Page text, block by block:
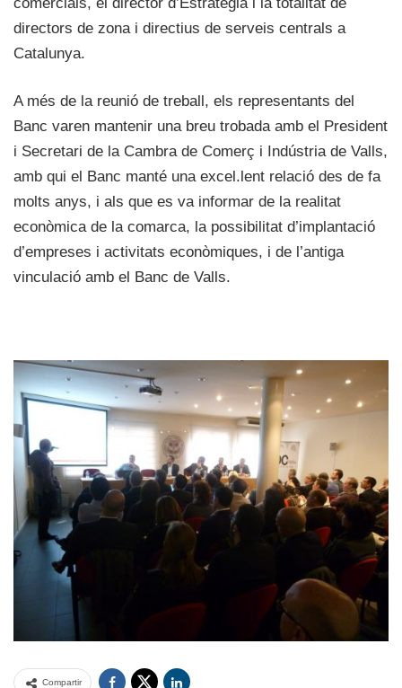
directors de zona i directius de serveis centrals a
Catalunya.
A més de la reunió de treball, els representants del
Banc varen mantenir una breu trobada amb el President
i Secretari de la Cambra de Comerç i Indústria de Valls,
amb qui el Banc manté una excel.lent relació des de fa
molts anys, i als que es va informar de la realitat
econòmica de la comarca, la possibilitat d’implantació
d’empreses i activitats econòmiques, i de l’antiga
vinculació amb el Banc de Valls.
Compartir